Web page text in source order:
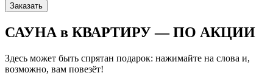
Заказать
САУНА в КВАРТИРУ — ПО АКЦИИ
Здесь может быть спрятан подарок: нажимайте на слова и,
возможно, вам повезёт!